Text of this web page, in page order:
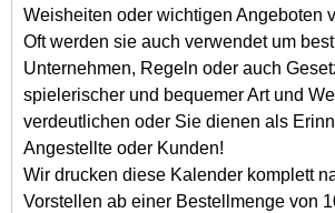
Weisheiten oder wichtigen Angeboten
Oft werden sie auch verwendet um
Unternehmen, Regeln oder auch
spielerischer und bequemer Art und
verdeutlichen oder Sie dienen als
Angestellte oder Kunden!
Wir drucken diese Kalender komplett
Vorstellen ab einer Bestellmenge von